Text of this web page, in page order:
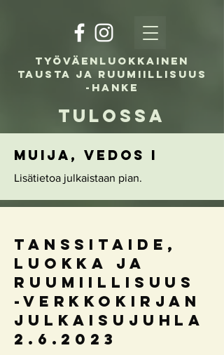
Työväenluokkainen
tausta ja ruumiillisuus
-hanke
Tulossa
MUIJA, VEDOS I
Lisätietoa julkaistaan pian.
Tanssitaide,
luokka ja
ruumiillisuus
-verkkokirjan
julkaisujuhla
2.6.2023